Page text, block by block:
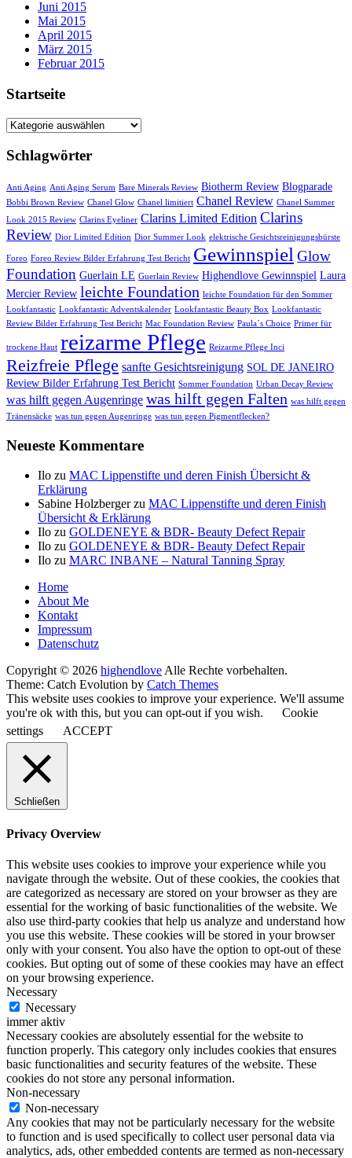
Juni 2015
Mai 2015
April 2015
März 2015
Februar 2015
Startseite
Startseite
Schlagwörter
Anti Aging Anti Aging Serum Bare Minerals Review Biotherm Review Blogparade
Bobbi Brown Review Chanel Glow Chanel limitiert Chanel Review Chanel Summer
Look 2015 Review Clarins Eyeliner Clarins Limited Edition Clarins
Review Dior Limited Edition Dior Summer Look elektrische Gesichtsreinigungsbürste
Foreo Foreo Review Bilder Erfahrung Test Bericht Gewinnspiel Glow
Foundation Guerlain LE Guerlain Review Highendlove Gewinnspiel Laura
Mercier Review leichte Foundation leichte Foundation für den Sommer
Lookfantastic Lookfantastic Adventskalender Lookfantastic Beauty Box Lookfantastic
Review Bilder Erfahrung Test Bericht Mac Foundation Review Paula´s Choice Primer für
trockene Haut reizarme Pflege Reizarme Pflege Inci
Reizfreie Pflege sanfte Gesichtsreinigung SOL DE JANEIRO
Review Bilder Erfahrung Test Bericht Sommer Foundation Urban Decay Review
was hilft gegen Augenringe was hilft gegen Falten was hilft gegen
Tränensäcke was tun gegen Augenringe was tun gegen Pigmentflecken?
Neueste Kommentare
Ilo zu MAC Lippenstifte und deren Finish Übersicht &
Erklärung
Sabine Holzbergerzu MAC Lippenstifte und deren Finish
Übersicht & Erklärung
Ilo zu GOLDENEYE & BDR- Beauty Defect Repair
Ilo zu GOLDENEYE & BDR- Beauty Defect Repair
Ilo zu MARC INBANE – Natural Tanning Spray
Seitenfuß-
Menü
Home
About Me
Kontakt
Impressum
Datenschutz
Copyright © 2026 highendlove Alle Rechte vorbehalten.
Theme: Catch Evolution by Catch Themes
This website uses cookies to improve your experience. We'll assume
you're ok with this, but you can opt-out if you wish.
Cookie
settings
ACCEPT
Schließen
Privacy Overview
This website uses cookies to improve your experience while you
navigate through the website. Out of these cookies, the cookies that
are categorized as necessary are stored on your browser as they are
essential for the working of basic functionalities of the website. We
also use third-party cookies that help us analyze and understand how
you use this website. These cookies will be stored in your browser
only with your consent. You also have the option to opt-out of these
cookies. But opting out of some of these cookies may have an effect
on your browsing experience.
Necessary
Necessary
immer aktiv
Necessary cookies are absolutely essential for the website to
function properly. This category only includes cookies that ensures
basic functionalities and security features of the website. These
cookies do not store any personal information.
Non-necessary
Non-necessary
Any cookies that may not be particularly necessary for the website
to function and is used specifically to collect user personal data via
analytics, ads, other embedded contents are termed as non-necessary